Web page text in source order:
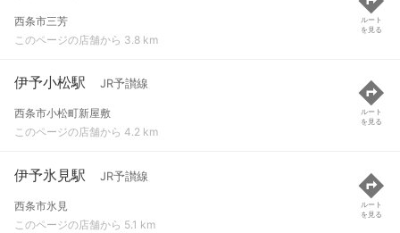
西条市三芳
このページの店舗から 3.8 km
ルート
を見る
伊予小松駅 JR予讃線
西条市小松町新屋敷
このページの店舗から 4.2 km
ルート
を見る
伊予氷見駅 JR予讃線
西条市氷見
このページの店舗から 5.1 km
ルート
を見る